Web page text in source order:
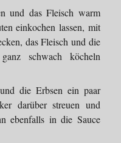
und das Fleisch warm
einkochen lassen, mit
das Fleisch und die
schwach köcheln
die Erbsen ein paar
darüber streuen und
ebenfalls in die Sauce